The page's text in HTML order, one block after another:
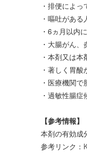
・排便によ
・嘔吐がある
・6ヵ月以内
・大腸がん
・本剤又は
・著しく胃
・医療機関
・過敏性腸
【参考情報】
本剤の有効成
参考リンク：